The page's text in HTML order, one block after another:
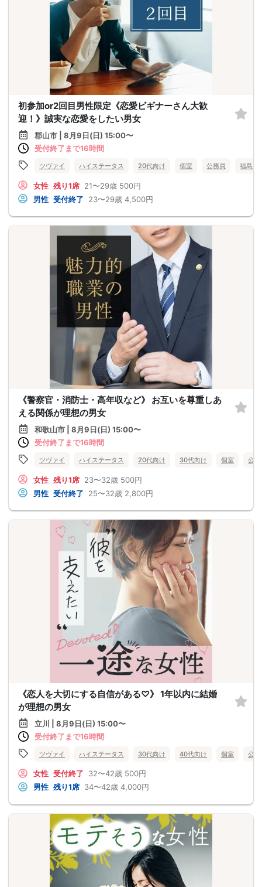
初参加or2回目男性限定《恋愛ビギナーさん大歓
迎！》誠実な恋愛をしたい男女
郡山市 | 8月9日(日) 15:00〜
受付終了まで16時間
ツヴァイ ハイステータス 20代向け 個室 公務員 福島県
女性 残り1席 21〜29歳 500円
男性 受付終了 23〜29歳 4,500円
《警察官・消防士・高年収など》 お互いを尊重しあ
える関係が理想の男女
和歌山市 | 8月9日(日) 15:00〜
受付終了まで16時間
ツヴァイ ハイステータス 20代向け 30代向け 個室 公
女性 残り1席 23〜32歳 500円
男性 受付終了 25〜32歳 2,800円
《恋人を大切にする自信がある♡》 1年以内に結婚
が理想の男女
立川 | 8月9日(日) 15:00〜
受付終了まで16時間
ツヴァイ ハイステータス 30代向け 40代向け 個室 公
女性 受付終了 32〜42歳 500円
男性 残り1席 34〜42歳 4,000円